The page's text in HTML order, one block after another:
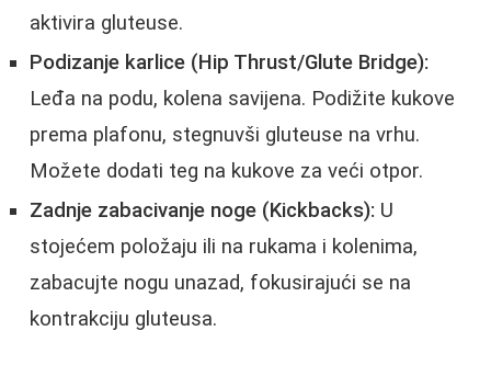
aktivira gluteuse.
Podizanje karlice (Hip Thrust/Glute Bridge):
Leđa na podu, kolena savijena. Podižite kukove
prema plafonu, stegnuvši gluteuse na vrhu.
Možete dodati teg na kukove za veći otpor.
Zadnje zabacivanje noge (Kickbacks): U
stojećem položaju ili na rukama i kolenima,
zabacujte nogu unazad, fokusirajući se na
kontrakciju gluteusa.